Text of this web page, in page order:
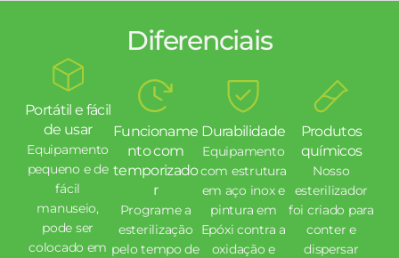
Diferenciais
Portátil e fácil
de usar
Equipamento
pequeno e de
fácil
manuseio,
pode ser
colocado em
Funcioname
nto com
temporizado
r
Programe a
esterilização
pelo tempo de
Durabilidade
Equipamento
com estrutura
em aço inox e
pintura em
Epóxi contra a
oxidação e
Produtos
químicos
Nosso
esterilizador
foi criado para
conter e
dispersar